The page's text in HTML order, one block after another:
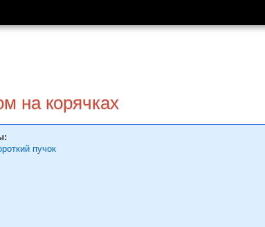
на корячках
пучок